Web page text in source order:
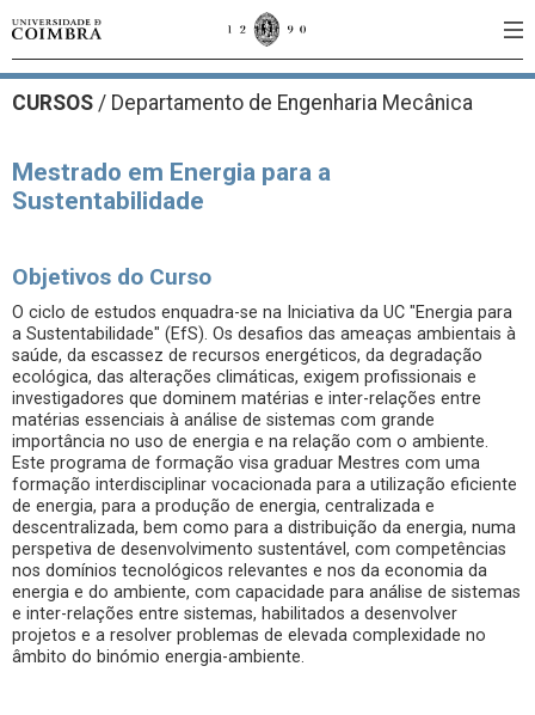
CURSOS / Departamento de Engenharia Mecânica
Mestrado em Energia para a
Sustentabilidade
Objetivos do Curso
O ciclo de estudos enquadra-se na Iniciativa da UC "Energia para
a Sustentabilidade" (EfS). Os desafios das ameaças ambientais à
saúde, da escassez de recursos energéticos, da degradação
ecológica, das alterações climáticas, exigem profissionais e
investigadores que dominem matérias e inter-relações entre
matérias essenciais à análise de sistemas com grande
importância no uso de energia e na relação com o ambiente.
Este programa de formação visa graduar Mestres com uma
formação interdisciplinar vocacionada para a utilização eficiente
de energia, para a produção de energia, centralizada e
descentralizada, bem como para a distribuição da energia, numa
perspetiva de desenvolvimento sustentável, com competências
nos domínios tecnológicos relevantes e nos da economia da
energia e do ambiente, com capacidade para análise de sistemas
e inter-relações entre sistemas, habilitados a desenvolver
projetos e a resolver problemas de elevada complexidade no
âmbito do binómio energia-ambiente.